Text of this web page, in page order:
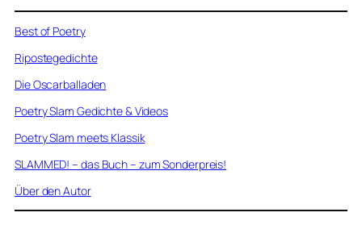
Best of Poetry
Ripostegedichte
Die Oscarballaden
Poetry Slam Gedichte & Videos
Poetry Slam meets Klassik
SLAMMED! – das Buch – zum Sonderpreis!
Über den Autor